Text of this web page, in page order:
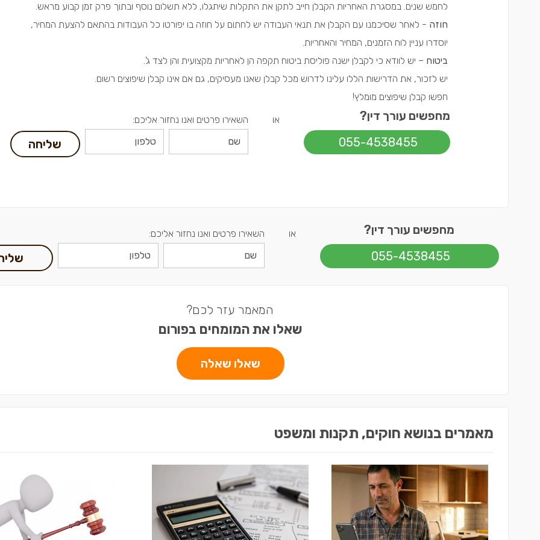
לחמש שנים. במסגרת האחריות הקבלן חייב לתקן את התקלות שיתגלו, ללא תשלום נוסף ובתוך פרק זמן קבוע מראש.
חוזה - לאחר שסיכמנו עם הקבלן את תנאי העבודה יש לחתום על חוזה בו יפורטו כל העבודות בהתאם להצעת המחיר,
יוסדרו עניין לוח הזמנים, המחיר והאחריות.
ביטוח – יש לוודא כי לקבלן ישנה פוליסת ביטוח תקפה הן לאחריות מקצועית והן לצד ג'.
יש לזכור, את הדרישות הללו עלינו לדרוש מכל קבלן שאנו מעסיקים, גם אם אינו קבלן שיפוצים רשום.
חפשו קבלן שיפוצים מומלץ!
מחפשים עורך דין?
055-4538455
או השאירו פרטים ואנו נחזור אליכם:
שליחה
מחפשים עורך דין?
055-4538455
או השאירו פרטים ואנו נחזור אליכם:
המאמר עזר לכם?
שאלו את המומחים בפורום
שאלו שאלה
מאמרים בנושא חוקים, תקנות ומשפט